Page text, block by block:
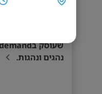
מחפשים נהגים
נהגים ונהגות.